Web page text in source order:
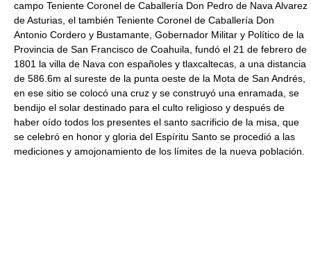
campo Teniente Coronel de Caballería Don Pedro de Nava Alvarez
de Asturias, el también Teniente Coronel de Caballería Don
Antonio Cordero y Bustamante, Gobernador Militar y Político de la
Provincia de San Francisco de Coahuila, fundó el 21 de febrero de
1801 la villa de Nava con españoles y tlaxcaltecas, a una distancia
de 586.6m al sureste de la punta oeste de la Mota de San Andrés,
en ese sitio se colocó una cruz y se construyó una enramada, se
bendijo el solar destinado para el culto religioso y después de
haber oído todos los presentes el santo sacrificio de la misa, que
se celebró en honor y gloria del Espíritu Santo se procedió a las
mediciones y amojonamiento de los límites de la nueva población.